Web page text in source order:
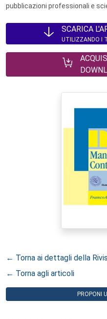
pubblicazioni professionali e
SCARICA
UTILIZZANDO I
← Torna ai dettagli della
← Torna agli articoli
PROPONI